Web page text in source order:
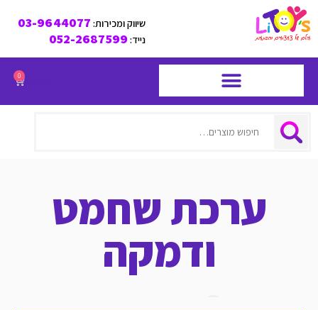
שיווק ומכירות: 03-9644077
נייד:052-2687599
0
חיפוש
ערכת שחמט
ודמקה